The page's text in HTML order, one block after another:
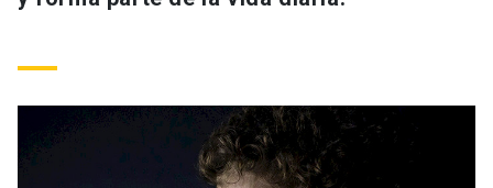
Correo UC
launch